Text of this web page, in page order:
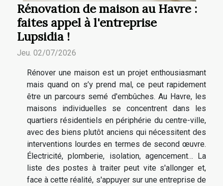
Rénovation de maison au Havre :
faites appel à l'entreprise
Lupsidia !
Jeu. 02/07/2026
Rénover une maison est un projet enthousiasmant
mais quand on s’y prend mal, ce peut rapidement
être un parcours semé d'embûches. Au Havre, les
maisons individuelles se concentrent dans les
quartiers résidentiels en périphérie du centre-ville,
avec des biens plutôt anciens qui nécessitent des
interventions lourdes en termes de second œuvre.
Électricité, plomberie, isolation, agencement… La
liste des postes à traiter peut vite s'allonger et,
face à cette réalité, s'appuyer sur une entreprise de